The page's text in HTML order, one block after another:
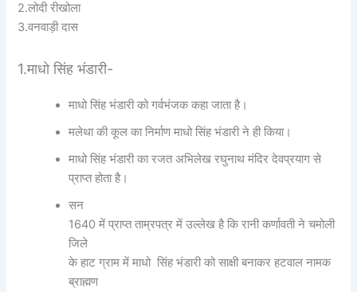
2.लोदी रीखोला
3.वनवाड़ी दास
1.माधो सिंह भंडारी-
माधो सिंह भंडारी को गर्वभंजक कहा जाता है।
मलेथा की कूल का निर्माण माधो सिंह भंडारी ने ही किया।
माधो सिंह भंडारी का रजत अभिलेख रघुनाथ मंदिर देवप्रयाग से
प्राप्त होता है।
सन
1640 में प्राप्त ताम्रपत्र में उल्लेख है कि रानी कर्णावती ने चमोली
जिले
के हाट ग्राम में माधो सिंह भंडारी को साक्षी बनाकर हटवाल नामक
ब्राह्मण